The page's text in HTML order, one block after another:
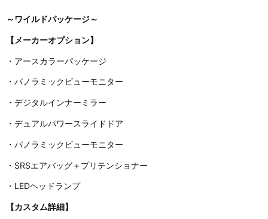
～ワイルドパッケージ～
【メーカーオプション】
・アースカラーパッケージ
・パノラミックビューモニター
・デジタルインナーミラー
・デュアルパワースライドドア
・パノラミックビューモニター
・SRSエアバッグ＋プリテンショナー
・LEDヘッドランプ
【カスタム詳細】